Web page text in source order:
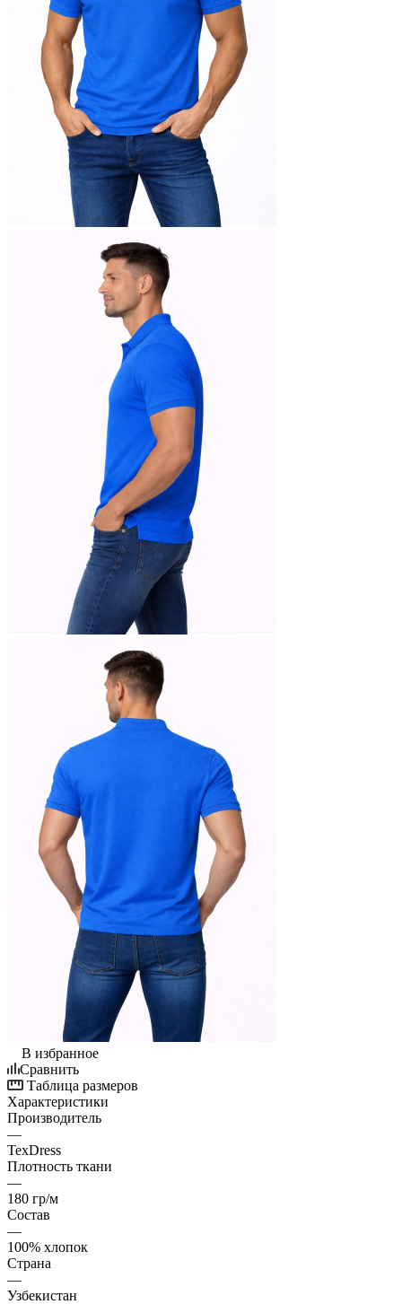
В избранное
Сравнить
Таблица размеров
Характеристики
Производитель
—
TexDress
Плотность ткани
—
180 гр/м
Состав
—
100% хлопок
Страна
—
Узбекистан